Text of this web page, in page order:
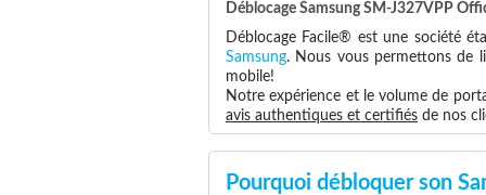
Déblocage Samsung SM-J327VPP
Déblocage Facile® est une société
Samsung. Nous vous permettons de
mobile!
Notre expérience et le volume de
avis authentiques et certifiés de nos
Pourquoi débloquer son